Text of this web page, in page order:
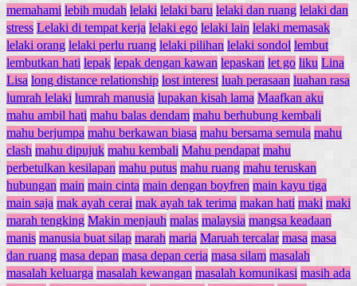
memahami lebih mudah lelaki lelaki baru lelaki dan ruang lelaki dan
stress Lelaki di tempat kerja lelaki ego lelaki lain lelaki memasak
lelaki orang lelaki perlu ruang lelaki pilihan lelaki sondol lembut
lembutkan hati lepak lepak dengan kawan lepaskan let go liku Lina
Lisa long distance relationship lost interest luah perasaan luahan rasa
lumrah lelaki lumrah manusia lupakan kisah lama Maafkan aku
mahu ambil hati mahu balas dendam mahu berhubung kembali
mahu berjumpa mahu berkawan biasa mahu bersama semula mahu
clash mahu dipujuk mahu kembali Mahu pendapat mahu
perbetulkan kesilapan mahu putus mahu ruang mahu teruskan
hubungan main main cinta main dengan boyfren main kayu tiga
main saja mak ayah cerai mak ayah tak terima makan hati maki maki
marah tengking Makin menjauh malas malaysia mangsa keadaan
manis manusia buat silap marah maria Maruah tercalar masa masa
dan ruang masa depan masa depan ceria masa silam masalah
masalah keluarga masalah kewangan masalah komunikasi masih ada